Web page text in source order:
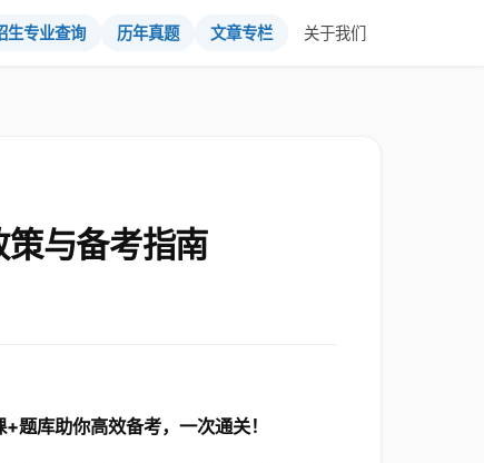
生专业查询 历年真题 文章专栏 关于我们
与备考指南
题库助你高效备考，一次通关！